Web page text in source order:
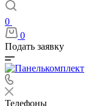
0
0
Подать заявку
Телефоны